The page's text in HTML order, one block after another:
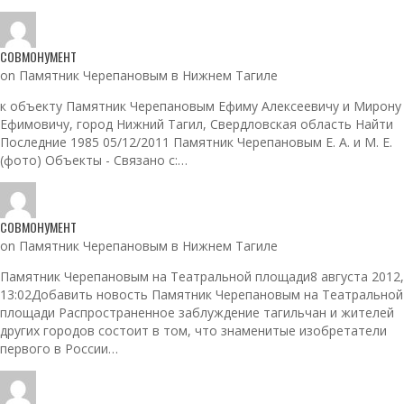
СОВМОНУМЕНТ
on Памятник Черепановым в Нижнем Тагиле
к объекту Памятник Черепановым Ефиму Алексеевичу и Мирону
Ефимовичу, город Нижний Тагил, Свердловская область Найти
Последние 1985 05/12/2011 Памятник Черепановым Е. А. и М. Е.
(фото) Объекты - Связано с:…
СОВМОНУМЕНТ
on Памятник Черепановым в Нижнем Тагиле
Памятник Черепановым на Театральной площади8 августа 2012,
13:02Добавить новость Памятник Черепановым на Театральной
площади Распространенное заблуждение тагильчан и жителей
других городов состоит в том, что знаменитые изобретатели
первого в России…